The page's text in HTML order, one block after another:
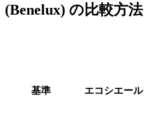
(Benelux) の比較方法
基準 エコシエール